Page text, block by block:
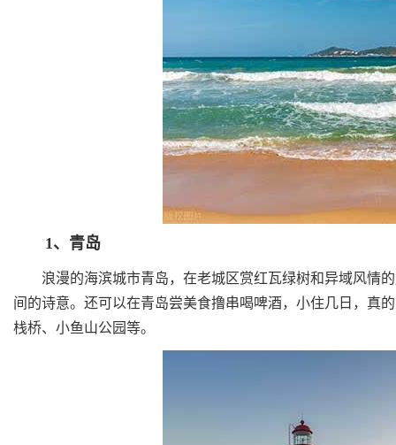
1、青岛
浪漫的海滨城市青岛，在老城区赏红瓦绿树和异域风情的
间的诗意。还可以在青岛尝美食撸串喝啤酒，小住几日，真
栈桥、小鱼山公园等。